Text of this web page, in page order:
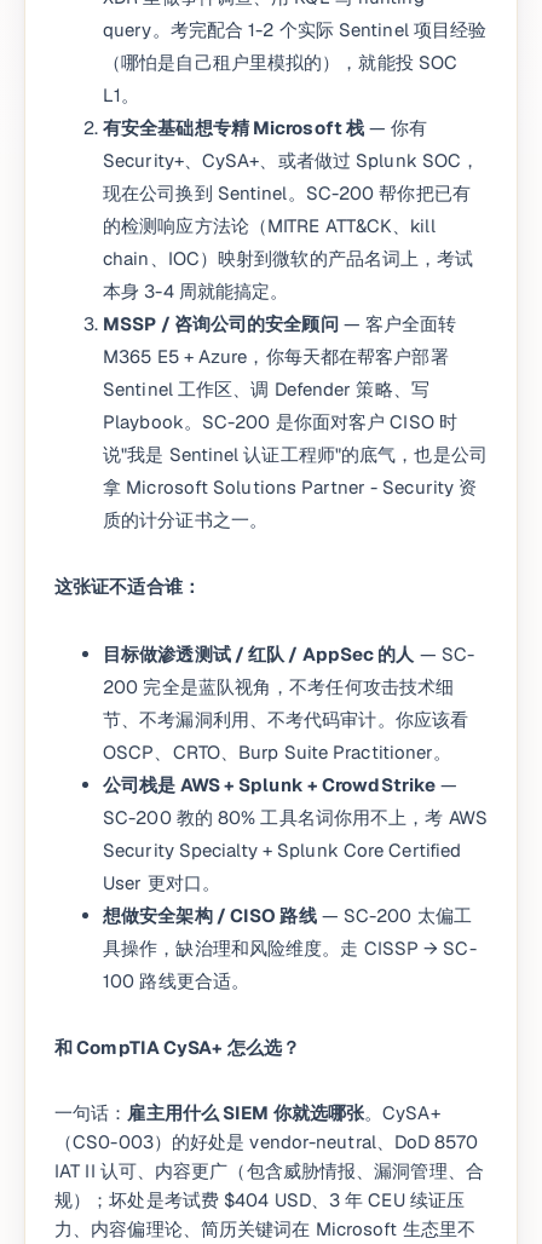
query。考完配合 1-2 个实际 Sentinel 项目经验
（哪怕是自己租户里模拟的），就能投 SOC
L1。
有安全基础想专精 Microsoft 栈 — 你有
Security+、CySA+、或者做过 Splunk SOC，
现在公司换到 Sentinel。SC-200 帮你把已有
的检测响应方法论（MITRE ATT&CK、kill
chain、IOC）映射到微软的产品名词上，考试
本身 3-4 周就能搞定。
MSSP / 咨询公司的安全顾问— 客户全面转
M365 E5 + Azure，你每天都在帮客户部署
Sentinel 工作区、调 Defender 策略、写
Playbook。SC-200 是你面对客户 CISO 时
说"我是 Sentinel 认证工程师"的底气，也是公司
拿 Microsoft Solutions Partner - Security 资
质的计分证书之一。
这张证不适合谁：
目标做渗透测试 / 红队 / AppSec 的人 — SC-
200 完全是蓝队视角，不考任何攻击技术细
节、不考漏洞利用、不考代码审计。你应该看
OSCP、CRTO、Burp Suite Practitioner。
公司栈是 AWS + Splunk + CrowdStrike —
SC-200 教的 80% 工具名词你用不上，考 AWS
Security Specialty + Splunk Core Certified
User 更对口。
想做安全架构 / CISO 路线— SC-200 太偏工
具操作，缺治理和风险维度。走 CISSP → SC-
100 路线更合适。
和 CompTIA CySA+ 怎么选？
一句话： 雇主用什么 SIEM 你就选哪张。CySA+
（CS0-003）的好处是 vendor-neutral、DoD 8570
IAT II 认可、内容更广（包含威胁情报、漏洞管理、合
规）；坏处是考试费 $404 USD、3 年 CEU 续证压
力、内容偏理论、简历关键词在 Microsoft 生态里不